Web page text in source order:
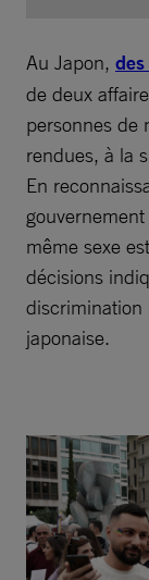
Au Japon,
de deux
personnes de
rendues, à la
En
même sexe
décisions
discrimination
japonaise.